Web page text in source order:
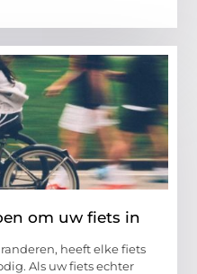
om uw fiets in
heeft elke fiets
Als uw fiets echter